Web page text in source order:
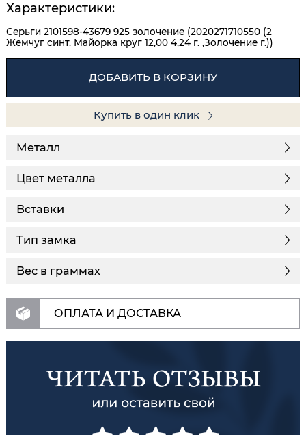
Характеристики:
Серьги 2101598-43679 925 золочение (2020271710550 (2
Жемчуг синт. Майорка круг 12,00 4,24 г. ,Золочение г.))
ДОБАВИТЬ В КОРЗИНУ
Купить в один клик
Металл
Цвет металла
Вставки
Тип замка
Вес в граммах
ОПЛАТА И ДОСТАВКА